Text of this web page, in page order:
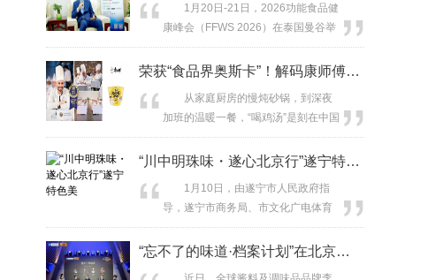
二十届四中全会和中央经济工作会议
精神，聚焦“坚持内需主导，建设强大
会高质量发展。在这一背景下，中...
1月20日-21日，2026功能食品健
康峰会（FFWS 2026）在泰国曼谷举
行。作为亚太乃至全球功能食品行业
具有标杆意义的年度盛会与枢纽平
区的150余位行业领袖，共同围绕科技
创新等议题展开深入探讨。大会同时
突出创新性与市场影响...
荣获“食品界奥斯卡”！解码康师傅老母
从家庭厨房的慢炖砂锅，到深夜
加班的温暖一餐，“喝鸡汤”是刻在中国
人味觉记忆里的本能。当今时代，它
承载着更多人对“健康养生日常
驱动着以老母鸡汤面为代表的高汤面
品类，持续成为方便速食市场最具生
待从“便捷可得”升级为“本真享受”，品
“川中明珠味・遂心北京行”遂宁特色美
1月10日，由遂宁市人民政府指
导，遂宁市商务局、市文化广电体育
旅游局、遂宁驻京联络处主办的“川中
明珠味・遂心北京行”遂宁特色美食与“忘不了的味道·档案计划”在北京举行